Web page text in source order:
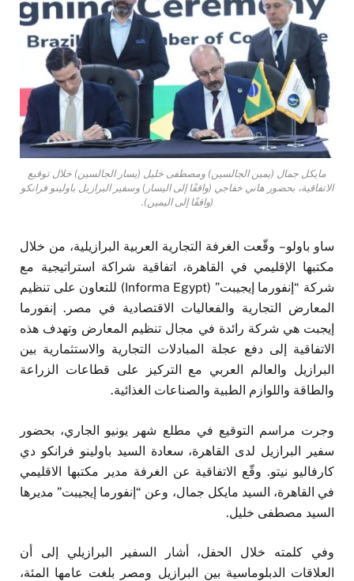
مايكل جمال (يمين الجالسين) ومصطفى خليل (يسار الجالسين) خلال توقيع
الاتفاقية، بحضور هاني خفاجي (واقفًا إلى اليسار) وسفير البرازيل باولينو فرانكو
(واقفًا إلى اليمين).
ساو باولو – وقّعت الغرفة التجارية العربية البرازيلية، من خلال
مكتبها الإقليمي في القاهرة، اتفاقية شراكة استراتيجية مع
شركة “إنفورما إيجيبت” (Informa Egypt) للتعاون على تنظيم
المعارض التجارية والفعاليات الاقتصادية في مصر. إنفورما
إيجبت هي شركة رائدة في مجال تنظيم المعارض وتهدف هذه
الاتفاقية إلى دفع عجلة المبادلات التجارية والاستثمارية بين
البرازيل والعالم العربي مع التركيز على قطاعات الزراعة
والطاقة واللوازم الطبية والصناعات الغذائية.
وجرت مراسم التوقيع في مطلع شهر يونيو الجاري، بحضور
سفير البرازيل لدى القاهرة، سعادة السيد باولينو فرانكو دي
كارفاليو نيتو. وقّع الاتفاقية عن الغرفة مدير مكتبها الاقليمي
في القاهرة، السيد مايكل جمال، وعن “إنفورما إيجيبت” مديرها
السيد مصطفى خليل.
وفي كلمته خلال الحفل، أشار السفير البرازيلي إلى أن
العلاقات الدبلوماسية بين البرازيل ومصر بلغت عامها المئة،